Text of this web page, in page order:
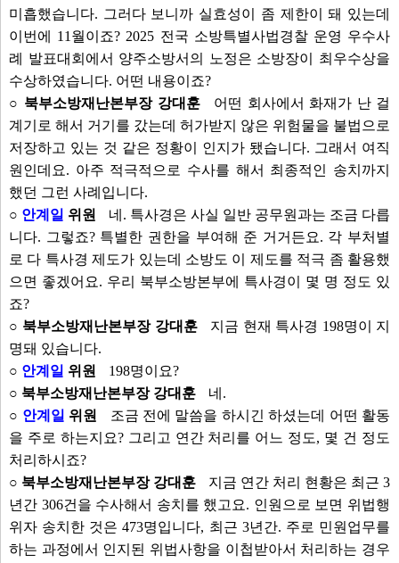
미흡했습니다. 그러다 보니까 실효성이 좀 제한이 돼 있는데
이번에 11월이죠? 2025 전국 소방특별사법경찰 운영 우수사
례 발표대회에서 양주소방서의 노정은 소방장이 최우수상을
수상하였습니다. 어떤 내용이죠?
○ 북부소방재난본부장 강대훈
어떤 회사에서 화재가 난 걸
계기로 해서 거기를 갔는데 허가받지 않은 위험물을 불법으로
저장하고 있는 것 같은 정황이 인지가 됐습니다. 그래서 여직
원인데요. 아주 적극적으로 수사를 해서 최종적인 송치까지
했던 그런 사례입니다.
○ 안계일 위원
네. 특사경은 사실 일반 공무원과는 조금 다릅
니다. 그렇죠? 특별한 권한을 부여해 준 거거든요. 각 부처별
로 다 특사경 제도가 있는데 소방도 이 제도를 적극 좀 활용했
으면 좋겠어요. 우리 북부소방본부에 특사경이 몇 명 정도 있
죠?
○ 북부소방재난본부장 강대훈
지금 현재 특사경 198명이 지
명돼 있습니다.
○ 안계일 위원
198명이요?
○ 북부소방재난본부장 강대훈
네.
○ 안계일 위원
조금 전에 말씀을 하시긴 하셨는데 어떤 활동
을 주로 하는지요? 그리고 연간 처리를 어느 정도, 몇 건 정도
처리하시죠?
○ 북부소방재난본부장 강대훈
지금 연간 처리 현황은 최근 3
년간 306건을 수사해서 송치를 했고요. 인원으로 보면 위법행
위자 송치한 것은 473명입니다, 최근 3년간. 주로 민원업무를
하는 과정에서 인지된 위법사항을 이첩받아서 처리하는 경우